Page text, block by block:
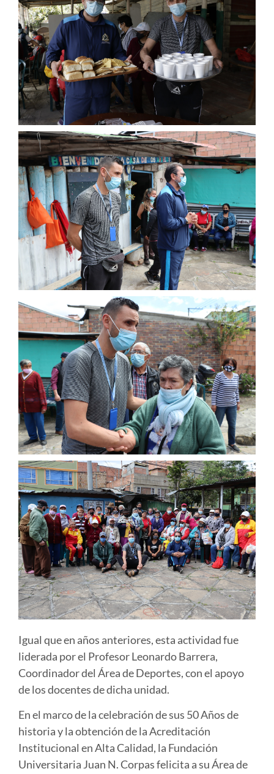
Igual que en años anteriores, esta actividad fue
liderada por el Profesor Leonardo Barrera,
Coordinador del Área de Deportes, con el apoyo
de los docentes de dicha unidad.
En el marco de la celebración de sus 50 Años de
historia y la obtención de la Acreditación
Institucional en Alta Calidad, la Fundación
Universitaria Juan N. Corpas felicita a su Área de